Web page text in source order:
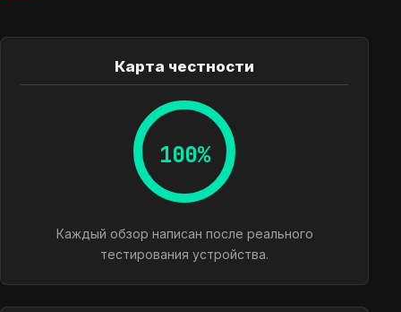
Карта честности
100%
Каждый обзор написан после реального
тестирования устройства.